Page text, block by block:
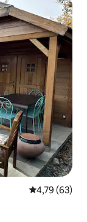
Gemiddelde
4,79 (63)